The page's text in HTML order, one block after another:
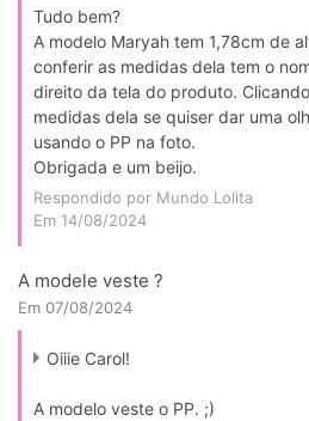
Tudo bem?
A modelo Maryah tem 1,78cm de
conferir as medidas dela tem o
direito da tela do produto.
medidas dela se quiser dar uma
usando o PP na foto.
Obrigada e um beijo.
Respondido por Mundo Lolita
Em 14/08/2024
A modele veste ?
Em 07/08/2024
Oiiie Carol!
A modelo veste o PP. ;)